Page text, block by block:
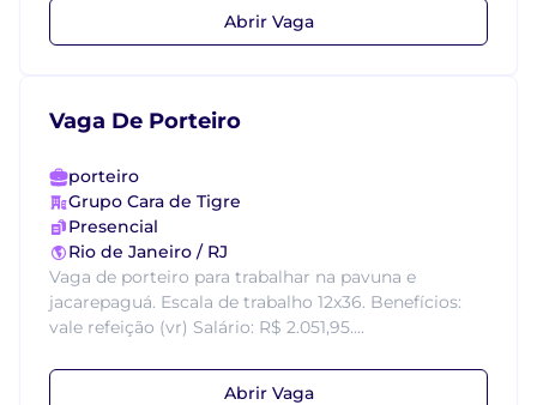
Abrir Vaga
Vaga De Porteiro
porteiro
Grupo Cara de Tigre
Presencial
Rio de Janeiro / RJ
Vaga de porteiro para trabalhar na pavuna e
jacarepaguá. Escala de trabalho 12x36. Benefícios:
vale refeição (vr) Salário: R$ 2.051,95....
Abrir Vaga